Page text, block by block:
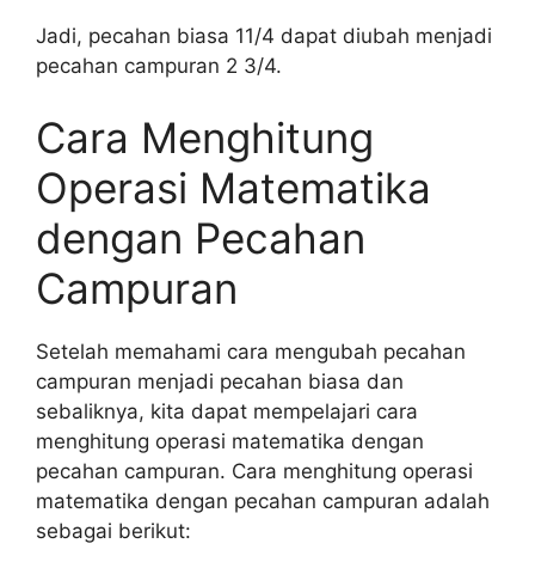
Jadi, pecahan biasa 11/4 dapat diubah menjadi
pecahan campuran 2 3/4.
Cara Menghitung
Operasi Matematika
dengan Pecahan
Campuran
Setelah memahami cara mengubah pecahan
campuran menjadi pecahan biasa dan
sebaliknya, kita dapat mempelajari cara
menghitung operasi matematika dengan
pecahan campuran. Cara menghitung operasi
matematika dengan pecahan campuran adalah
sebagai berikut: